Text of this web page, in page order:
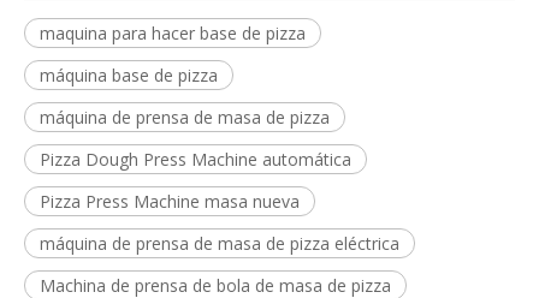
maquina para hacer base de pizza
máquina base de pizza
máquina de prensa de masa de pizza
Pizza Dough Press Machine automática
Pizza Press Machine masa nueva
máquina de prensa de masa de pizza eléctrica
Machina de prensa de bola de masa de pizza